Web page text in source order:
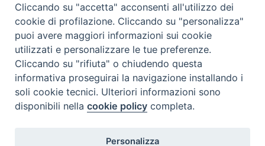
Contatti & Info
C.ne Aurelia, 50 – 00165 Roma
Contatti
Scrivi a: cnvf@chiesacattolica.it
Cliccando su "accetta" acconsenti all'utilizzo dei
cookie di profilazione. Cliccando su "personalizza"
puoi avere maggiori informazioni sui cookie
utilizzati e personalizzare le tue preferenze.
Cliccando su "rifiuta" o chiudendo questa
informativa proseguirai la navigazione installando i
soli cookie tecnici. Ulteriori informazioni sono
disponibili nellacookie policy completa.
Personalizza